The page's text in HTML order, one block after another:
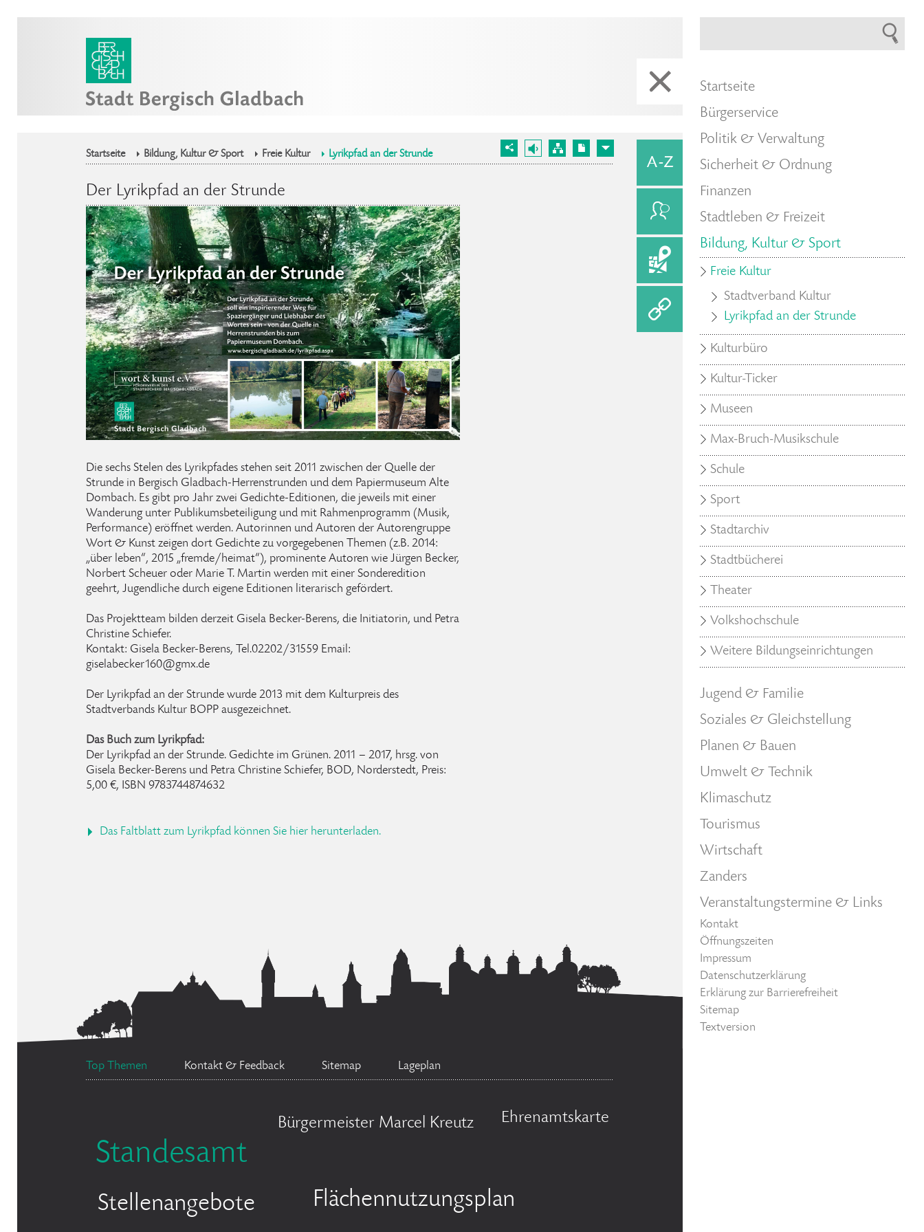
Startseite Bildung, Kultur & Sport Freie Kultur Lyrikpfad an der Strunde
Der Lyrikpfad an der Strunde
Die sechs Stelen des Lyrikpfades stehen seit 2011 zwischen der Quelle der
Strunde in Bergisch Gladbach-Herrenstrunden und dem Papiermuseum Alte
Dombach. Es gibt pro Jahr zwei Gedichte-Editionen, die jeweils mit einer
Wanderung unter Publikumsbeteiligung und mit Rahmenprogramm (Musik,
Performance) eröffnet werden. Autorinnen und Autoren der Autorengruppe
Wort & Kunst zeigen dort Gedichte zu vorgegebenen Themen (z.B. 2014:
„über leben“, 2015 „fremde/heimat“), prominente Autoren wie Jürgen Becker,
Norbert Scheuer oder Marie T. Martin werden mit einer Sonderedition
geehrt, Jugendliche durch eigene Editionen literarisch gefördert.
Das Projektteam bilden derzeit Gisela Becker-Berens, die Initiatorin, und Petra
Christine Schiefer.
Kontakt: Gisela Becker-Berens, Tel.02202/31559 Email:
giselabecker160@gmx.de
Der Lyrikpfad an der Strunde wurde 2013 mit dem Kulturpreis des
Stadtverbands Kultur BOPP ausgezeichnet.
Das Buch zum Lyrikpfad:
Der Lyrikpfad an der Strunde. Gedichte im Grünen. 2011 – 2017, hrsg. von
Gisela Becker-Berens und Petra Christine Schiefer, BOD, Norderstedt, Preis:
5,00 €, ISBN 9783744874632
Das Faltblatt zum Lyrikpfad können Sie hier herunterladen.
Top Themen Kontakt & Feedback Sitemap Lageplan
Standesamt
Bürgermeister Marcel Kreutz Ehrenamtskarte
Stellenangebote Flächennutzungsplan
Startseite
Bürgerservice
Politik & Verwaltung
Sicherheit & Ordnung
Finanzen
Stadtleben & Freizeit
Bildung, Kultur & Sport
Freie Kultur
Stadtverband Kultur
Lyrikpfad an der Strunde
Kulturbüro
Kultur-Ticker
Museen
Max-Bruch-Musikschule
Schule
Sport
Stadtarchiv
Stadtbücherei
Theater
Volkshochschule
Weitere Bildungseinrichtungen
Jugend & Familie
Soziales & Gleichstellung
Planen & Bauen
Umwelt & Technik
Klimaschutz
Tourismus
Wirtschaft
Zanders
Veranstaltungstermine & Links
Kontakt
Öffnungszeiten
Impressum
Datenschutzerklärung
Erklärung zur Barrierefreiheit
Sitemap
Textversion